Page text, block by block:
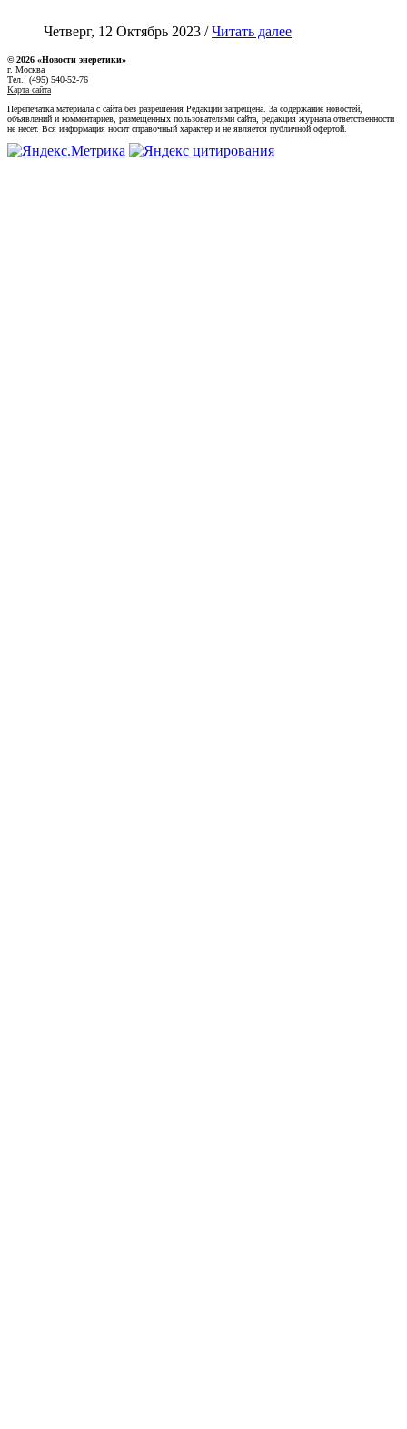
Четверг, 12 Октябрь 2023 /Читать далее
© 2026 «Новости энеретики»
г. Москва
Тел.: (495) 540-52-76
Карта сайта
Перепечатка материала с сайта без разрешения Редакции запрещена. За содержание новостей,
объявлений и комментариев, размещенных пользователями сайта, редакция журнала ответственности
не несет. Вся информация носит справочный характер и не является публичной офертой.